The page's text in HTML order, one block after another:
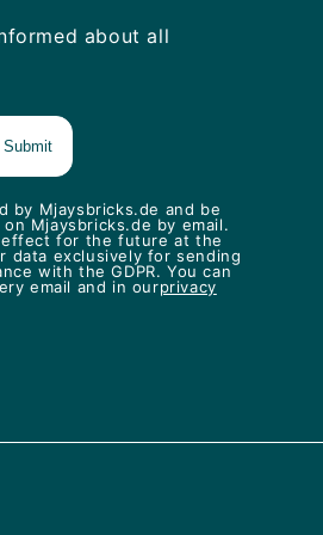
about all
by Mjaysbricks.de and be
Mjaysbricks.de by email.
effect for the future at the
data exclusively for sending
with the GDPR. You can
email and in ourprivacy